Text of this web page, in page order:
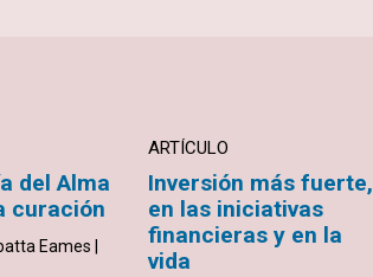
del Alma
curación
Eames |
ARTÍCULO
Inversión más fuerte,
en las iniciativas
financieras y en la
vida